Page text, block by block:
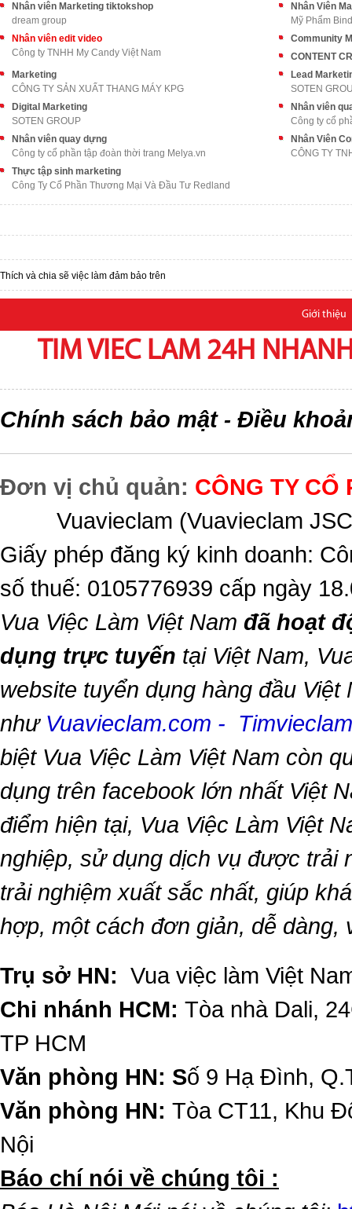
Nhân viên Marketing tiktokshop
dream group
Nhân Viên
Mỹ Phẩm
Nhân viên edit video
Công ty TNHH My Candy Việt Nam
Community
CONTENT
Marketing
CÔNG TY SẢN XUẤT THANG MÁY KPG
Lead
SOTEN
Digital Marketing
SOTEN GROUP
Nhân viên
Công ty cổ
Nhân viên quay dựng
Công ty cổ phần tập đoàn thời trang Melya.vn
Nhân Viên
CÔNG TY
Thực tập sinh marketing
Công Ty Cổ Phần Thương Mại Và Đầu Tư Redland
Thích và chia sẽ việc làm đảm bảo trên
Giới thiệu
TIM VIEC LAM 24H
Chính sách bảo mật- Điều
Đơn vị chủ quản: CÔNG TY CỔ
Vuavieclam (Vuavieclam
Giấy phép đăng ký kinh doanh:
số thuế: 0105776939 cấp ngày
Vua Việc Làm Việt Nam đã hoạt
dụng trực tuyến tại Việt Nam,
website tuyển dụng hàng đầu Việt
như Vuavieclam.com -
biệt Vua Việc Làm Việt Nam còn
dụng trên facebook lớn nhất Việt
điểm hiện tại, Vua Việc Làm Việt
nghiệp, sử dụng dịch vụ được trải
trải nghiệm xuất sắc nhất, giúp
hợp, một cách đơn giản, dễ dàng,
Trụ sở HN: Vua việc làm Việt
Chi nhánh HCM: Tòa nhà Dali,
TP HCM
Văn phòng HN: Số 9 Hạ Đình,
Văn phòng HN: Tòa CT11, Khu
Nội
​Báo chí nói về chúng tôi :